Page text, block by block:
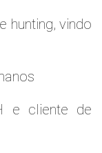
hunting, vindo
e cliente de